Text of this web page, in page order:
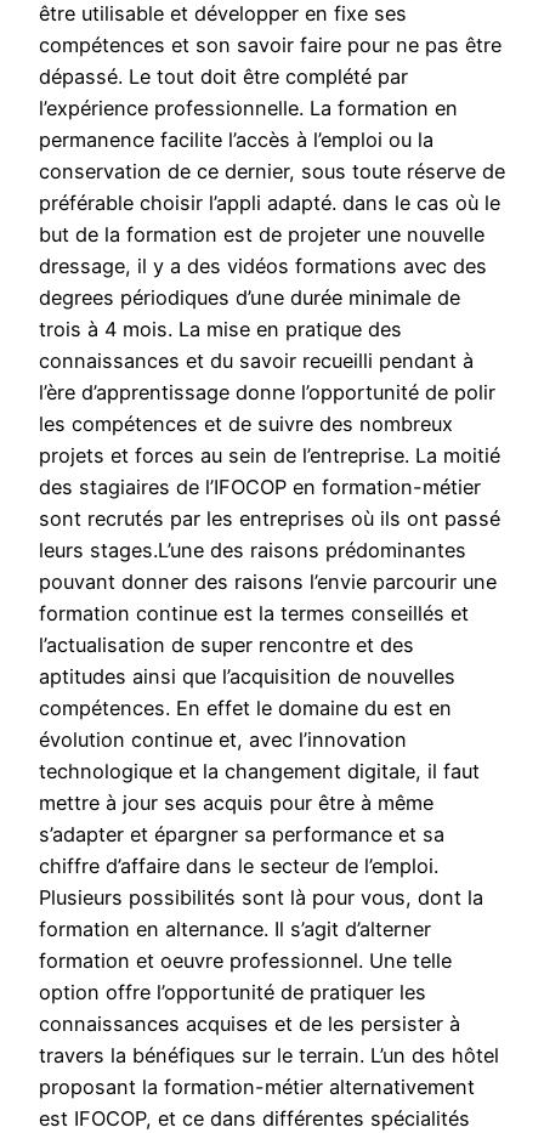
être utilisable et développer en fixe ses
compétences et son savoir faire pour ne pas être
dépassé. Le tout doit être complété par
l’expérience professionnelle. La formation en
permanence facilite l’accès à l’emploi ou la
conservation de ce dernier, sous toute réserve de
préférable choisir l’appli adapté. dans le cas où le
but de la formation est de projeter une nouvelle
dressage, il y a des vidéos formations avec des
degrees périodiques d’une durée minimale de
trois à 4 mois. La mise en pratique des
connaissances et du savoir recueilli pendant à
l’ère d’apprentissage donne l’opportunité de polir
les compétences et de suivre des nombreux
projets et forces au sein de l’entreprise. La moitié
des stagiaires de l’IFOCOP en formation-métier
sont recrutés par les entreprises où ils ont passé
leurs stages.L’une des raisons prédominantes
pouvant donner des raisons l’envie parcourir une
formation continue est la termes conseillés et
l’actualisation de super rencontre et des
aptitudes ainsi que l’acquisition de nouvelles
compétences. En effet le domaine du est en
évolution continue et, avec l’innovation
technologique et la changement digitale, il faut
mettre à jour ses acquis pour être à même
s’adapter et épargner sa performance et sa
chiffre d’affaire dans le secteur de l’emploi.
Plusieurs possibilités sont là pour vous, dont la
formation en alternance. Il s’agit d’alterner
formation et oeuvre professionnel. Une telle
option offre l’opportunité de pratiquer les
connaissances acquises et de les persister à
travers la bénéfiques sur le terrain. L’un des hôtel
proposant la formation-métier alternativement
est IFOCOP, et ce dans différentes spécialités